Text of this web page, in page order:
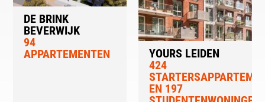
DE BRINK
BEVERWIJK
94
APPARTEMENTEN YOURS LEIDEN
424
EN 197